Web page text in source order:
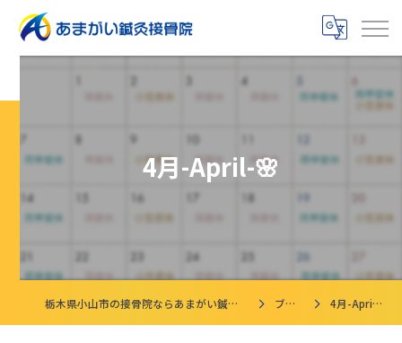
4月-April-🌸
栃木県小山市の接骨院ならあまがい鍼灸接骨院 ブログ 4月-April-🌸